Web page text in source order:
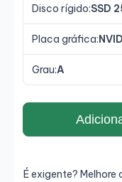
amplo ecrãFull HD
trabalhar com
profissionais.
Disco rígido:SSD
Placa gráfica:
Grau:A
É exigente?